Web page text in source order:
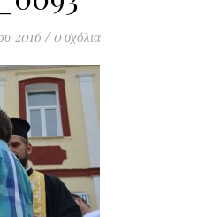
2016/ 0 σχόλια